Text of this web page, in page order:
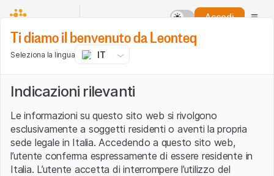
Accedi
Ti diamo il benvenuto da Leonteq
Seleziona la lingua IT
Indicazioni rilevanti
Le informazioni su questo sito web si rivolgono
esclusivamente a soggetti residenti o aventi la propria
sede legale in Italia. Accedendo a questo sito web,
l’utente conferma espressamente di essere residente in
Italia. L’utente accetta di interrompere l’utilizzo del